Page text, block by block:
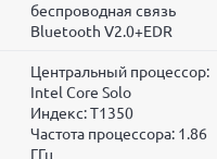
беспроводная связь
Bluetooth V2.0+EDR
Центральный процессор:
Intel Core Solo
Индекс: T1350
Частота процессора: 1.86
ГГц